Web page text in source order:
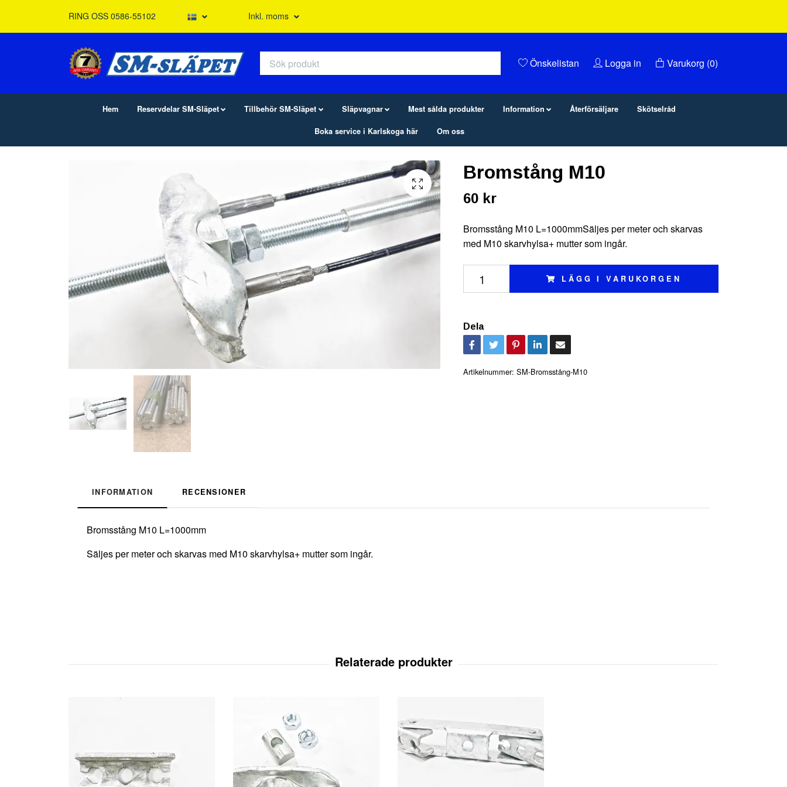
RING OSS 0586-55102 Inkl. moms
Önskelistan Logga in Varukorg (0)
Hem Reservdelar SM-Släpet Tillbehör SM-Släpet Släpvagnar Mest sålda produkter Information Återförsäljare Skötselråd
Boka service i Karlskoga här Om oss
Bromstång M10
60 kr
Bromsstång M10 L=1000mmSäljes per meter och skarvas
med M10 skarvhylsa+ mutter som ingår.
LÄGG I VARUKORGEN
Dela
Artikelnummer: SM-Bromsstång-M10
INFORMATION RECENSIONER
Bromsstång M10 L=1000mm
Säljes per meter och skarvas med M10 skarvhylsa+ mutter som ingår.